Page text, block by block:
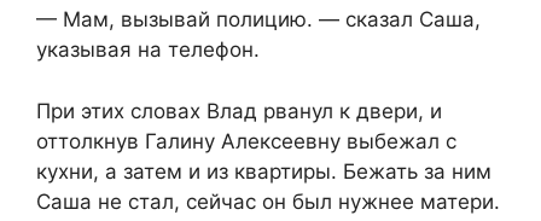
— Мам, вызывай полицию. — сказал Саша,
указывая на телефон.
При этих словах Влад рванул к двери, и
оттолкнув Галину Алексеевну выбежал с
кухни, а затем и из квартиры. Бежать за ним
Саша не стал, сейчас он был нужнее матери.